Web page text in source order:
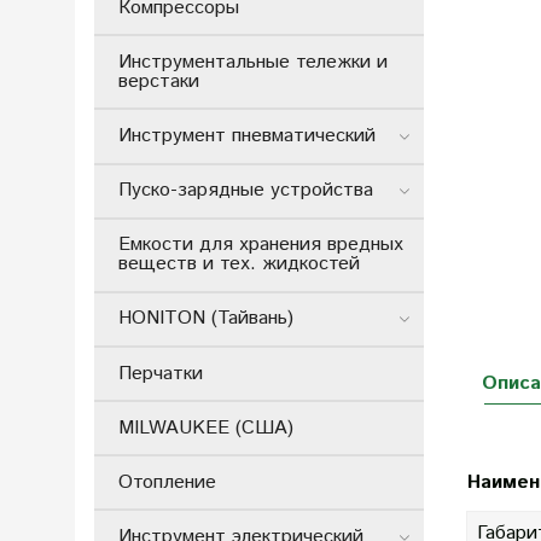
Компрессоры
Инструментальные тележки и
верстаки
Инструмент пневматический
Пуско-зарядные устройства
Емкости для хранения вредных
веществ и тех. жидкостей
HONITON (Тайвань)
Перчатки
MILWAUKEE (США)
Отопление